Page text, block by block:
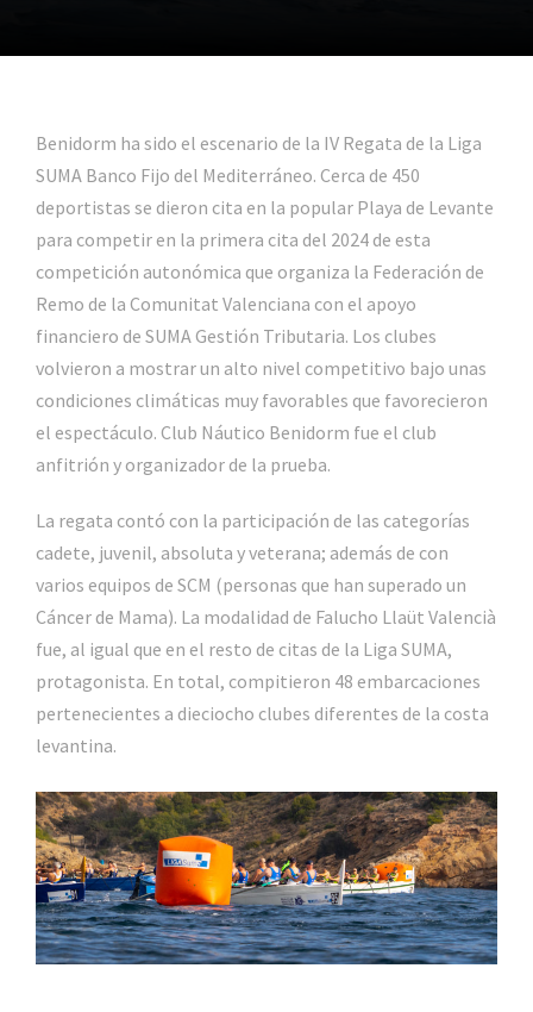
Benidorm ha sido el escenario de la IV Regata de la Liga
SUMA Banco Fijo del Mediterráneo. Cerca de 450
deportistas se dieron cita en la popular Playa de Levante
para competir en la primera cita del 2024 de esta
competición autonómica que organiza la Federación de
Remo de la Comunitat Valenciana con el apoyo
financiero de SUMA Gestión Tributaria. Los clubes
volvieron a mostrar un alto nivel competitivo bajo unas
condiciones climáticas muy favorables que favorecieron
el espectáculo. Club Náutico Benidorm fue el club
anfitrión y organizador de la prueba.
La regata contó con la participación de las categorías
cadete, juvenil, absoluta y veterana; además de con
varios equipos de SCM (personas que han superado un
Cáncer de Mama). La modalidad de Falucho Llaüt Valencià
fue, al igual que en el resto de citas de la Liga SUMA,
protagonista. En total, compitieron 48 embarcaciones
pertenecientes a dieciocho clubes diferentes de la costa
levantina.